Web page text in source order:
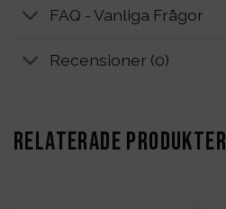
FAQ - Vanliga Frågor
Recensioner (0)
RELATERADE PRODUKTER